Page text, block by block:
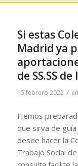
Si estas
Madrid ya
de SS.SS de
15 febrero 2022 / en
Hemos
que sirva de
desee hacer la
Trabajo Social